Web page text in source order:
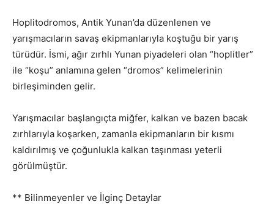
Hoplitodromos, Antik Yunan’da düzenlenen ve
yarışmacıların savaş ekipmanlarıyla koştuğu bir yarış
türüdür. İsmi, ağır zırhlı Yunan piyadeleri olan “hoplitler”
ile “koşu” anlamına gelen “dromos” kelimelerinin
birleşiminden gelir.
Yarışmacılar başlangıçta miğfer, kalkan ve bazen bacak
zırhlarıyla koşarken, zamanla ekipmanların bir kısmı
kaldırılmış ve çoğunlukla kalkan taşınması yeterli
görülmüştür.
** Bilinmeyenler ve İlginç Detaylar